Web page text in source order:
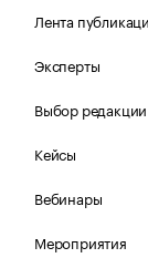
Лента
Эксперты
Выбор редакции
Кейсы
Вебинары
Мероприятия